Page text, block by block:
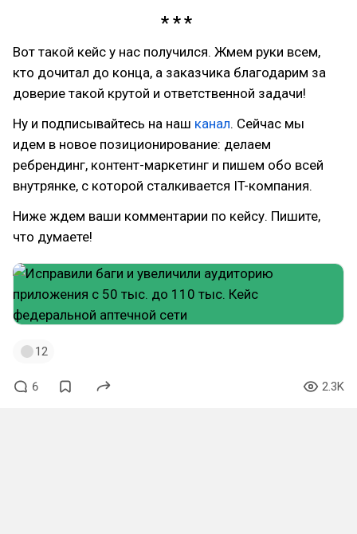
Вот такой кейс у нас получился. Жмем руки всем,
кто дочитал до конца, а заказчика благодарим за
доверие такой крутой и ответственной задачи!
Ну и подписывайтесь на наш канал. Сейчас мы
идем в новое позиционирование: делаем
ребрендинг, контент-маркетинг и пишем обо всей
внутрянке, с которой сталкивается IT-компания.
Ниже ждем ваши комментарии по кейсу. Пишите,
что думаете!
12
6 2.3K